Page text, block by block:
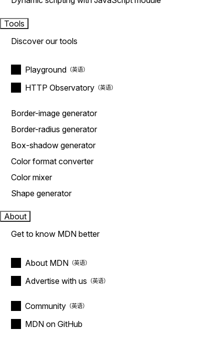
Tools
Discover our tools
Playground
HTTP Observatory
Border-image generator
Border-radius generator
Box-shadow generator
Color format converter
Color mixer
Shape generator
About
Get to know MDN better
About MDN
Advertise with us
Community
MDN on GitHub